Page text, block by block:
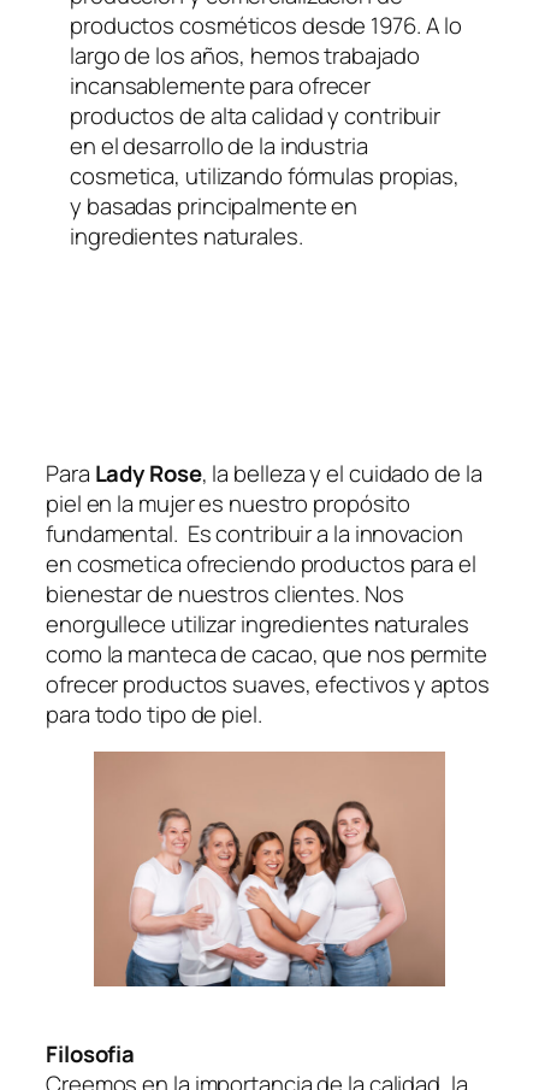
productos cosméticos desde 1976. A lo
largo de los años, hemos trabajado
incansablemente para ofrecer
productos de alta calidad y contribuir
en el desarrollo de la industria
cosmetica, utilizando fórmulas propias,
y basadas principalmente en
ingredientes naturales.
Para Lady Rose, la belleza y el cuidado de la
piel en la mujer es nuestro propósito
fundamental. Es contribuir a la innovacion
en cosmetica ofreciendo productos para el
bienestar de nuestros clientes. Nos
enorgullece utilizar ingredientes naturales
como la manteca de cacao, que nos permite
ofrecer productos suaves, efectivos y aptos
para todo tipo de piel.
Filosofia
Creemos en la importancia de la calidad, la